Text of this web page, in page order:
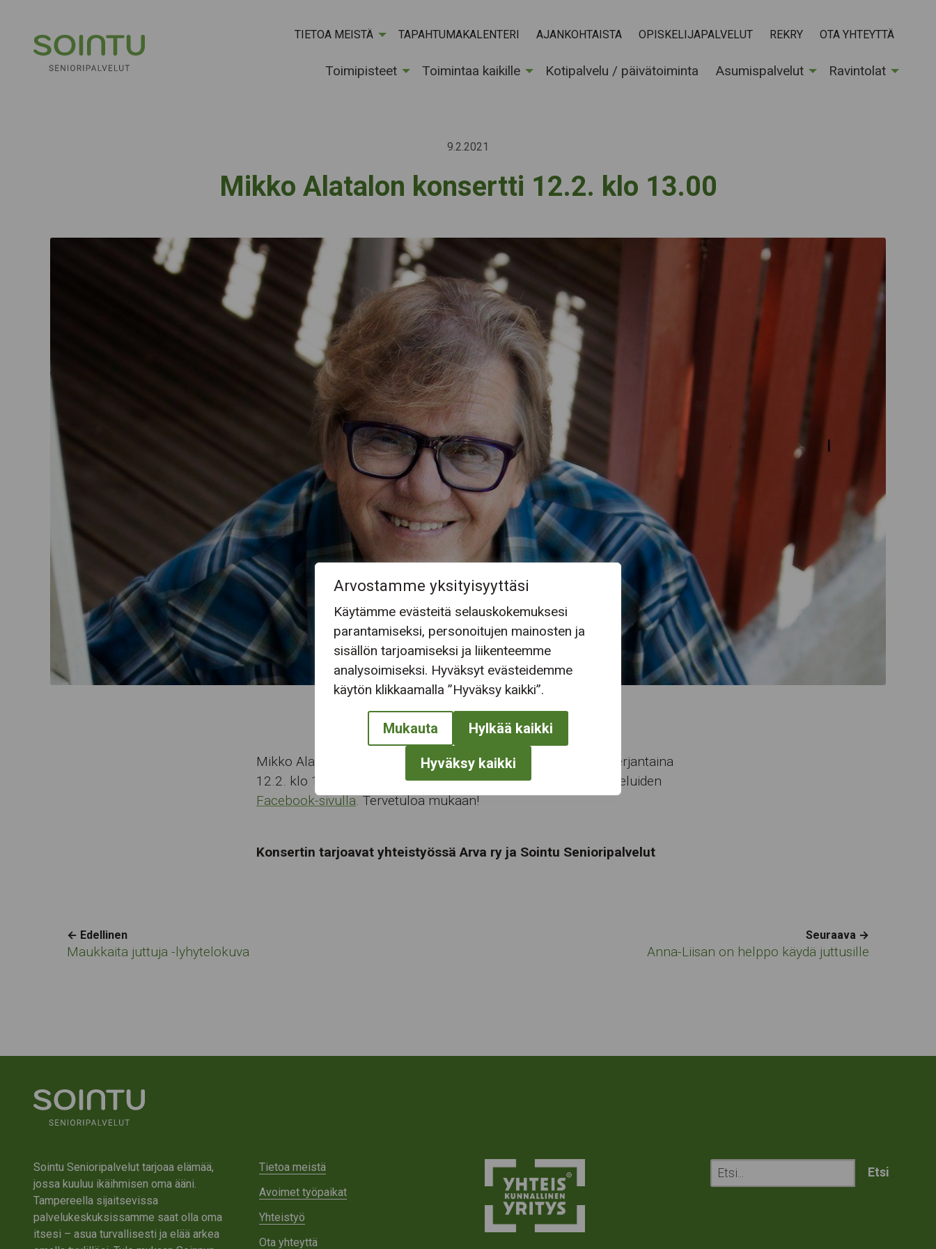
Arvostamme yksityisyyttäsi
Käytämme evästeitä selauskokemuksesi
parantamiseksi, personoitujen mainosten ja
sisällön tarjoamiseksi ja liikenteemme
analysoimiseksi. Hyväksyt evästeidemme
käytön klikkaamalla ”Hyväksy kaikki”.
Mukauta Hylkää kaikki
Hyväksy kaikki
TIETOA MEISTÄ TAPAHTUMAKALENTERI AJANKOHTAISTA OPISKELIJAPALVELUT REKRY OTA YHTEYTTÄ
Toimipisteet Toimintaa kaikille Kotipalvelu / päivätoiminta Asumispalvelut Ravintolat
Mikko Alatalon konsertti 12.2. klo 13.00
9.2.2021
Mikko Alatalon striimattu Ystävänpäivä-konsertti lähetetään perjantaina
12.2. klo 13. Konsertti kuullaan ja nähdään Sointu Senioripalveluiden
Facebook-sivulla. Tervetuloa mukaan!
Konsertin tarjoavat yhteistyössä Arva ry ja Sointu Senioripalvelut
Navigation
← Edellinen
Maukkaita juttuja -lyhytelokuva
Seuraava →
Anna-Liisan on helppo käydä juttusille
Sointu Senioripalvelut tarjoaa elämää,
jossa kuuluu ikäihmisen oma ääni.
Tampereella sijaitsevissa
palvelukeskuksissamme saat olla oma
itsesi – asua turvallisesti ja elää arkea
Tietoa meistä
Avoimet työpaikat
Yhteistyö
Ota yhteyttä
Etsi
sivustolta: